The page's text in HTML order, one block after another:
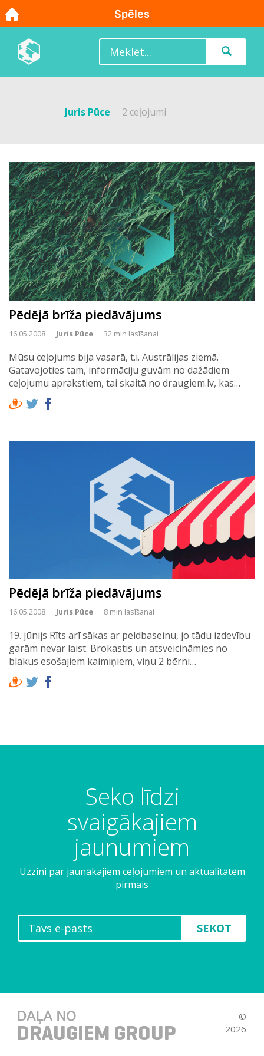
Juris Pūce 2 ceļojumi
Pēdējā brīža piedāvājums
16.05.2008 Juris Pūce 32 min lasīšanai
Mūsu ceļojums bija vasarā, t.i. Austrālijas ziemā.
Gatavojoties tam, informāciju guvām no dažādiem
ceļojumu aprakstiem, tai skaitā no draugiem.lv, kas…
Pēdējā brīža piedāvājums
16.05.2008 Juris Pūce 8 min lasīšanai
19. jūnijs Rīts arī sākas ar peldbaseinu, jo tādu izdevību
garām nevar laist. Brokastis un atsveicināmies no
blakus esošajiem kaimiņiem, viņu 2 bērni…
Seko līdzi
svaigākajiem
jaunumiem
Uzzini par jaunākajiem ceļojumiem un aktualitātēm
pirmais
SEKOT
©
2026